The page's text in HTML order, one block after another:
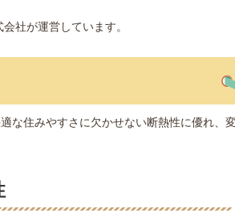
社が運営しています。
な住みやすさに欠かせない断熱性に優れ、